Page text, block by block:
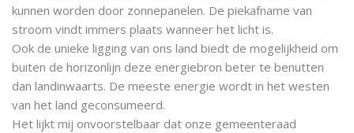
kunnen worden door zonnepanelen. De piekafname van
stroom vindt immers plaats wanneer het licht is.
Ook de unieke ligging van ons land biedt de mogelijkheid om
buiten de horizonlijn deze energiebron beter te benutten
dan landinwaarts. De meeste energie wordt in het westen
van het land geconsumeerd.
Het lijkt mij onvoorstelbaar dat onze gemeenteraad